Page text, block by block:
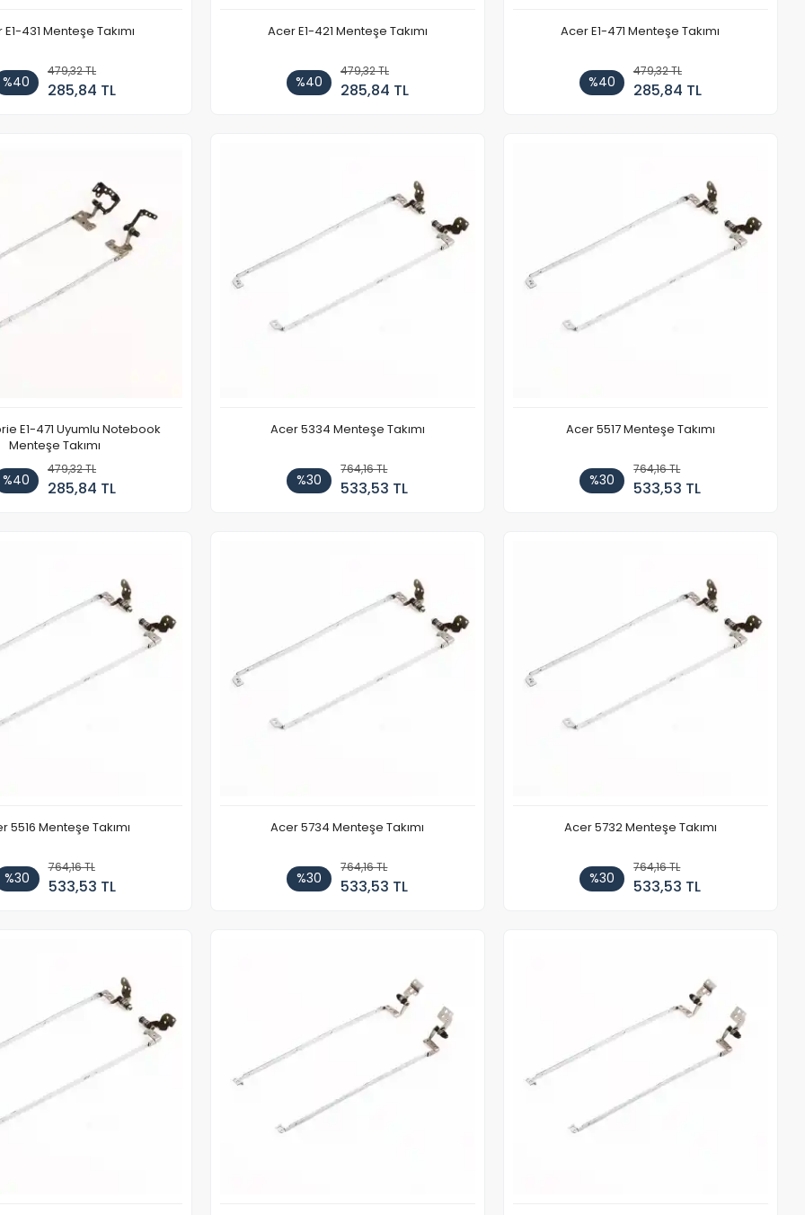
431 Menteşe Takımı
%40
479,32 TL
285,84 TL
Acer E1-421 Menteşe Takımı
%40
479,32 TL
285,84 TL
Acer E1-471 Menteşe Takımı
%40
479,32 TL
285,84 TL
E1-471 Uyumlu Notebook
Menteşe Takımı
%40
479,32 TL
285,84 TL
Acer 5334 Menteşe Takımı
%30
764,16 TL
533,53 TL
Acer 5517 Menteşe Takımı
%30
764,16 TL
533,53 TL
5516 Menteşe Takımı
%30
764,16 TL
533,53 TL
Acer 5734 Menteşe Takımı
%30
764,16 TL
533,53 TL
Acer 5732 Menteşe Takımı
%30
764,16 TL
533,53 TL